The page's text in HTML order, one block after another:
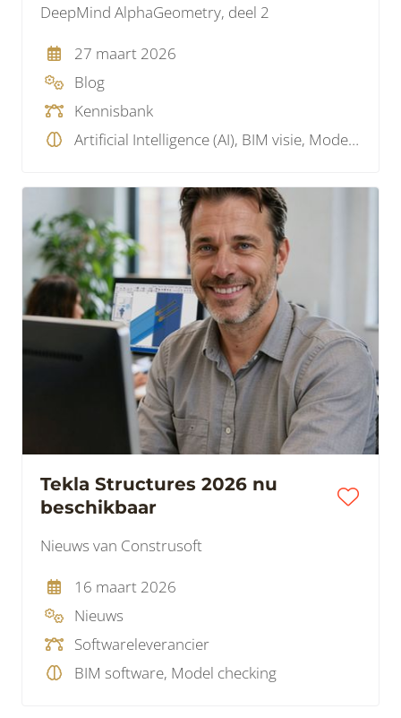
DeepMind AlphaGeometry, deel 2
27 maart 2026
Blog
Kennisbank
Artificial Intelligence (AI), BIM visie, Model checking
Tekla Structures 2026 nu
beschikbaar
Nieuws van Construsoft
16 maart 2026
Nieuws
Softwareleverancier
BIM software, Model checking